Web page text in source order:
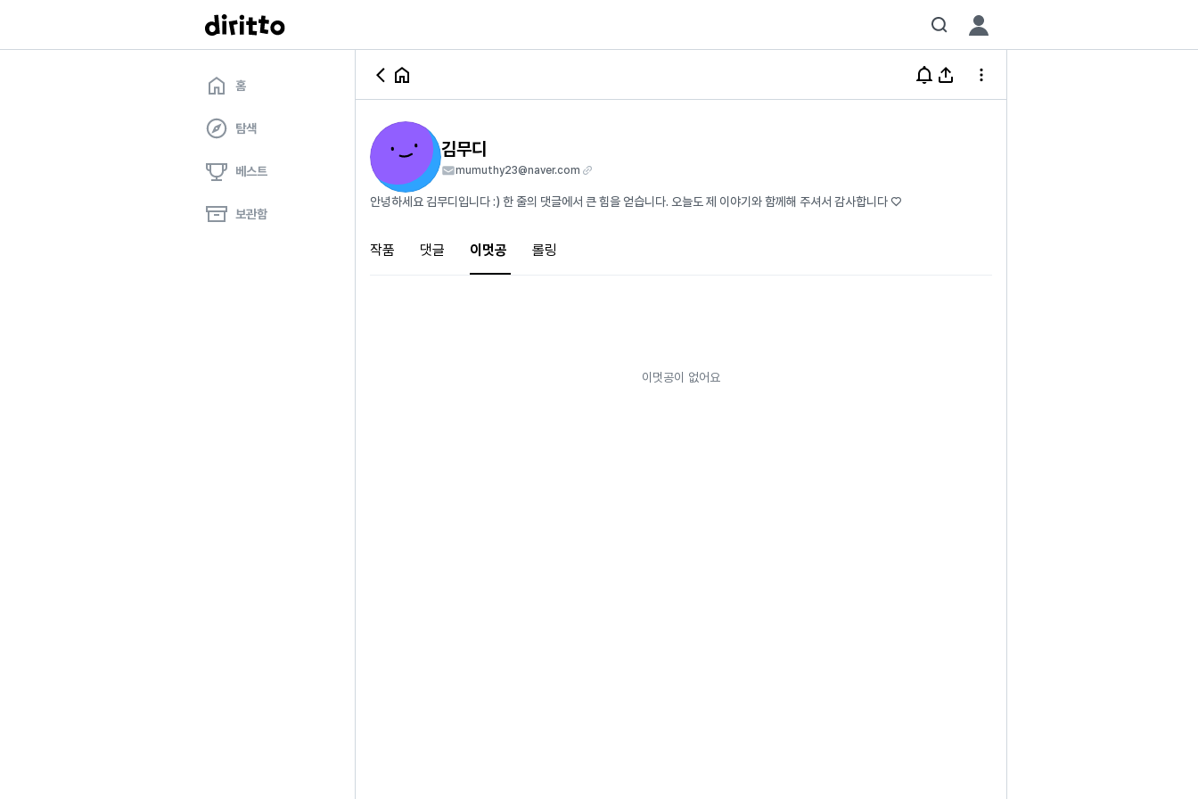
홈
탐색
베스트
보관함
김무디
mumuthy23@naver.com
안녕하세요 김무디입니다 :) 한 줄의 댓글에서 큰 힘을 얻습니다. 오늘도 제 이야기와 함께해 주셔서 감사합니다 ♡
작품 댓글 이멋공 롤링
이멋공이 없어요